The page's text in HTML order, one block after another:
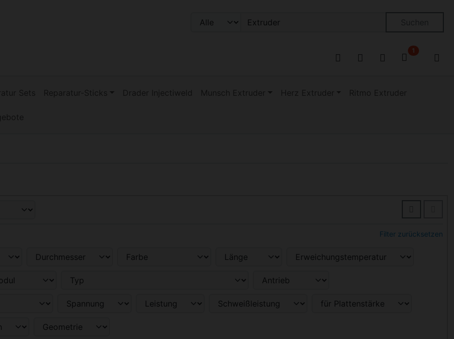
1
Sets Reparatur-Sticks Drader Injectiweld Munsch Extruder Herz Extruder Ritmo Extruder
zwischen einer Box- oder Listenansicht wählen.
Filter zurücksetzen